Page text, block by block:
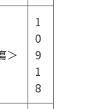
＞
1
0
9
1
8